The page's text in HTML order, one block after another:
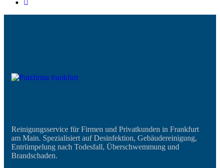
Reinigungsservice für Firmen und Privatkunden in Frankfurt
am Main. Spezialisiert auf Desinfektion, Gebäudereinigung,
Entrümpelung nach Todesfall, Überschwemmung und
Brandschaden.